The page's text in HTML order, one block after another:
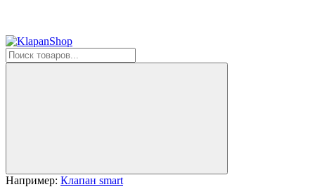
Например: Клапан smart